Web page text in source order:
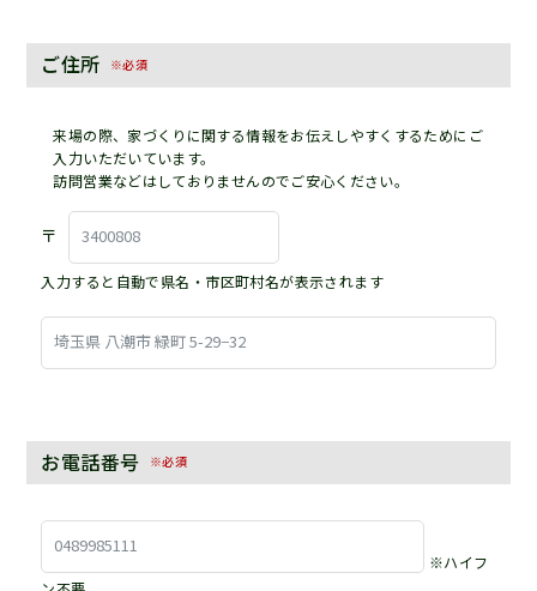
ご住所 ※必須
来場の際、家づくりに関する情報をお伝えしやすくするためにご
入力いただいています。
訪問営業などはしておりませんのでご安心ください。
〒
入力すると自動で県名・市区町村名が表示されます
お電話番号 ※必須
※ハイフ